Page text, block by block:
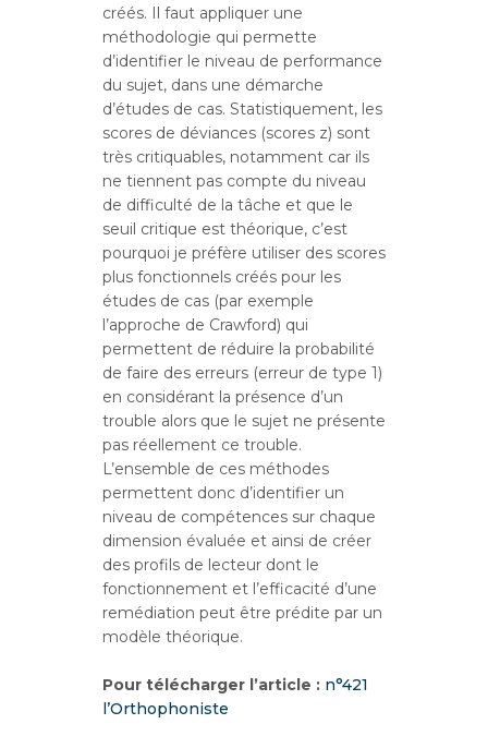
créés. Il faut appliquer une
méthodologie qui permette
d’identifier le niveau de performance
du sujet, dans une démarche
d’études de cas. Statistiquement, les
scores de déviances (scores z) sont
très critiquables, notamment car ils
ne tiennent pas compte du niveau
de difficulté de la tâche et que le
seuil critique est théorique, c’est
pourquoi je préfère utiliser des scores
plus fonctionnels créés pour les
études de cas (par exemple
l’approche de Crawford) qui
permettent de réduire la probabilité
de faire des erreurs (erreur de type 1)
en considérant la présence d’un
trouble alors que le sujet ne présente
pas réellement ce trouble.
L’ensemble de ces méthodes
permettent donc d’identifier un
niveau de compétences sur chaque
dimension évaluée et ainsi de créer
des profils de lecteur dont le
fonctionnement et l’efficacité d’une
remédiation peut être prédite par un
modèle théorique.
Pour télécharger l’article : n°421
l’Orthophoniste